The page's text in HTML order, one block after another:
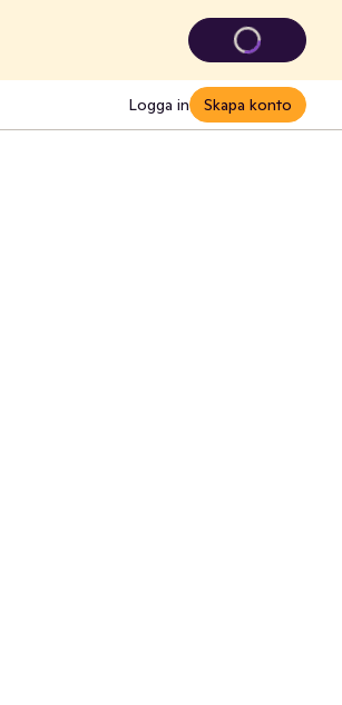
Logga in Skapa konto